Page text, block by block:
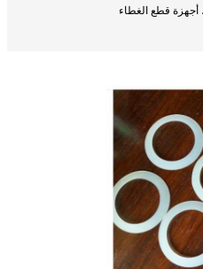
أجهزة قطع الغطاء